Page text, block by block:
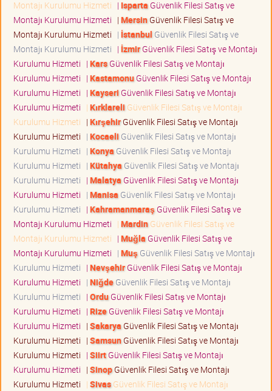
Montajı Kurulumu Hizmeti | Isparta Güvenlik Filesi Satış ve
Montajı Kurulumu Hizmeti | MersinGüvenlik Filesi Satış ve
Montajı Kurulumu Hizmeti | İstanbul Güvenlik Filesi Satış ve
Montajı Kurulumu Hizmeti | İzmirGüvenlik Filesi Satış ve Montajı
Kurulumu Hizmeti | KarsGüvenlik Filesi Satış ve Montajı
Kurulumu Hizmeti | KastamonuGüvenlik Filesi Satış ve Montajı
Kurulumu Hizmeti | Kayseri Güvenlik Filesi Satış ve Montajı
Kurulumu Hizmeti | Kırklareli Güvenlik Filesi Satış ve Montajı
Kurulumu Hizmeti | KırşehirGüvenlik Filesi Satış ve Montajı
Kurulumu Hizmeti | Kocaeli Güvenlik Filesi Satış ve Montajı
Kurulumu Hizmeti | Konya Güvenlik Filesi Satış ve Montajı
Kurulumu Hizmeti | Kütahya Güvenlik Filesi Satış ve Montajı
Kurulumu Hizmeti | Malatya Güvenlik Filesi Satış ve Montajı
Kurulumu Hizmeti | Manisa Güvenlik Filesi Satış ve Montajı
Kurulumu Hizmeti | Kahramanmaraş Güvenlik Filesi Satış ve
Montajı Kurulumu Hizmeti | MardinGüvenlik Filesi Satış ve
Montajı Kurulumu Hizmeti | Muğla Güvenlik Filesi Satış ve
Montajı Kurulumu Hizmeti | Muş Güvenlik Filesi Satış ve Montajı
Kurulumu Hizmeti | NevşehirGüvenlik Filesi Satış ve Montajı
Kurulumu Hizmeti | NiğdeGüvenlik Filesi Satış ve Montajı
Kurulumu Hizmeti | OrduGüvenlik Filesi Satış ve Montajı
Kurulumu Hizmeti | RizeGüvenlik Filesi Satış ve Montajı
Kurulumu Hizmeti | Sakarya Güvenlik Filesi Satış ve Montajı
Kurulumu Hizmeti | SamsunGüvenlik Filesi Satış ve Montajı
Kurulumu Hizmeti | SiirtGüvenlik Filesi Satış ve Montajı
Kurulumu Hizmeti | SinopGüvenlik Filesi Satış ve Montajı
Kurulumu Hizmeti | SivasGüvenlik Filesi Satış ve Montajı